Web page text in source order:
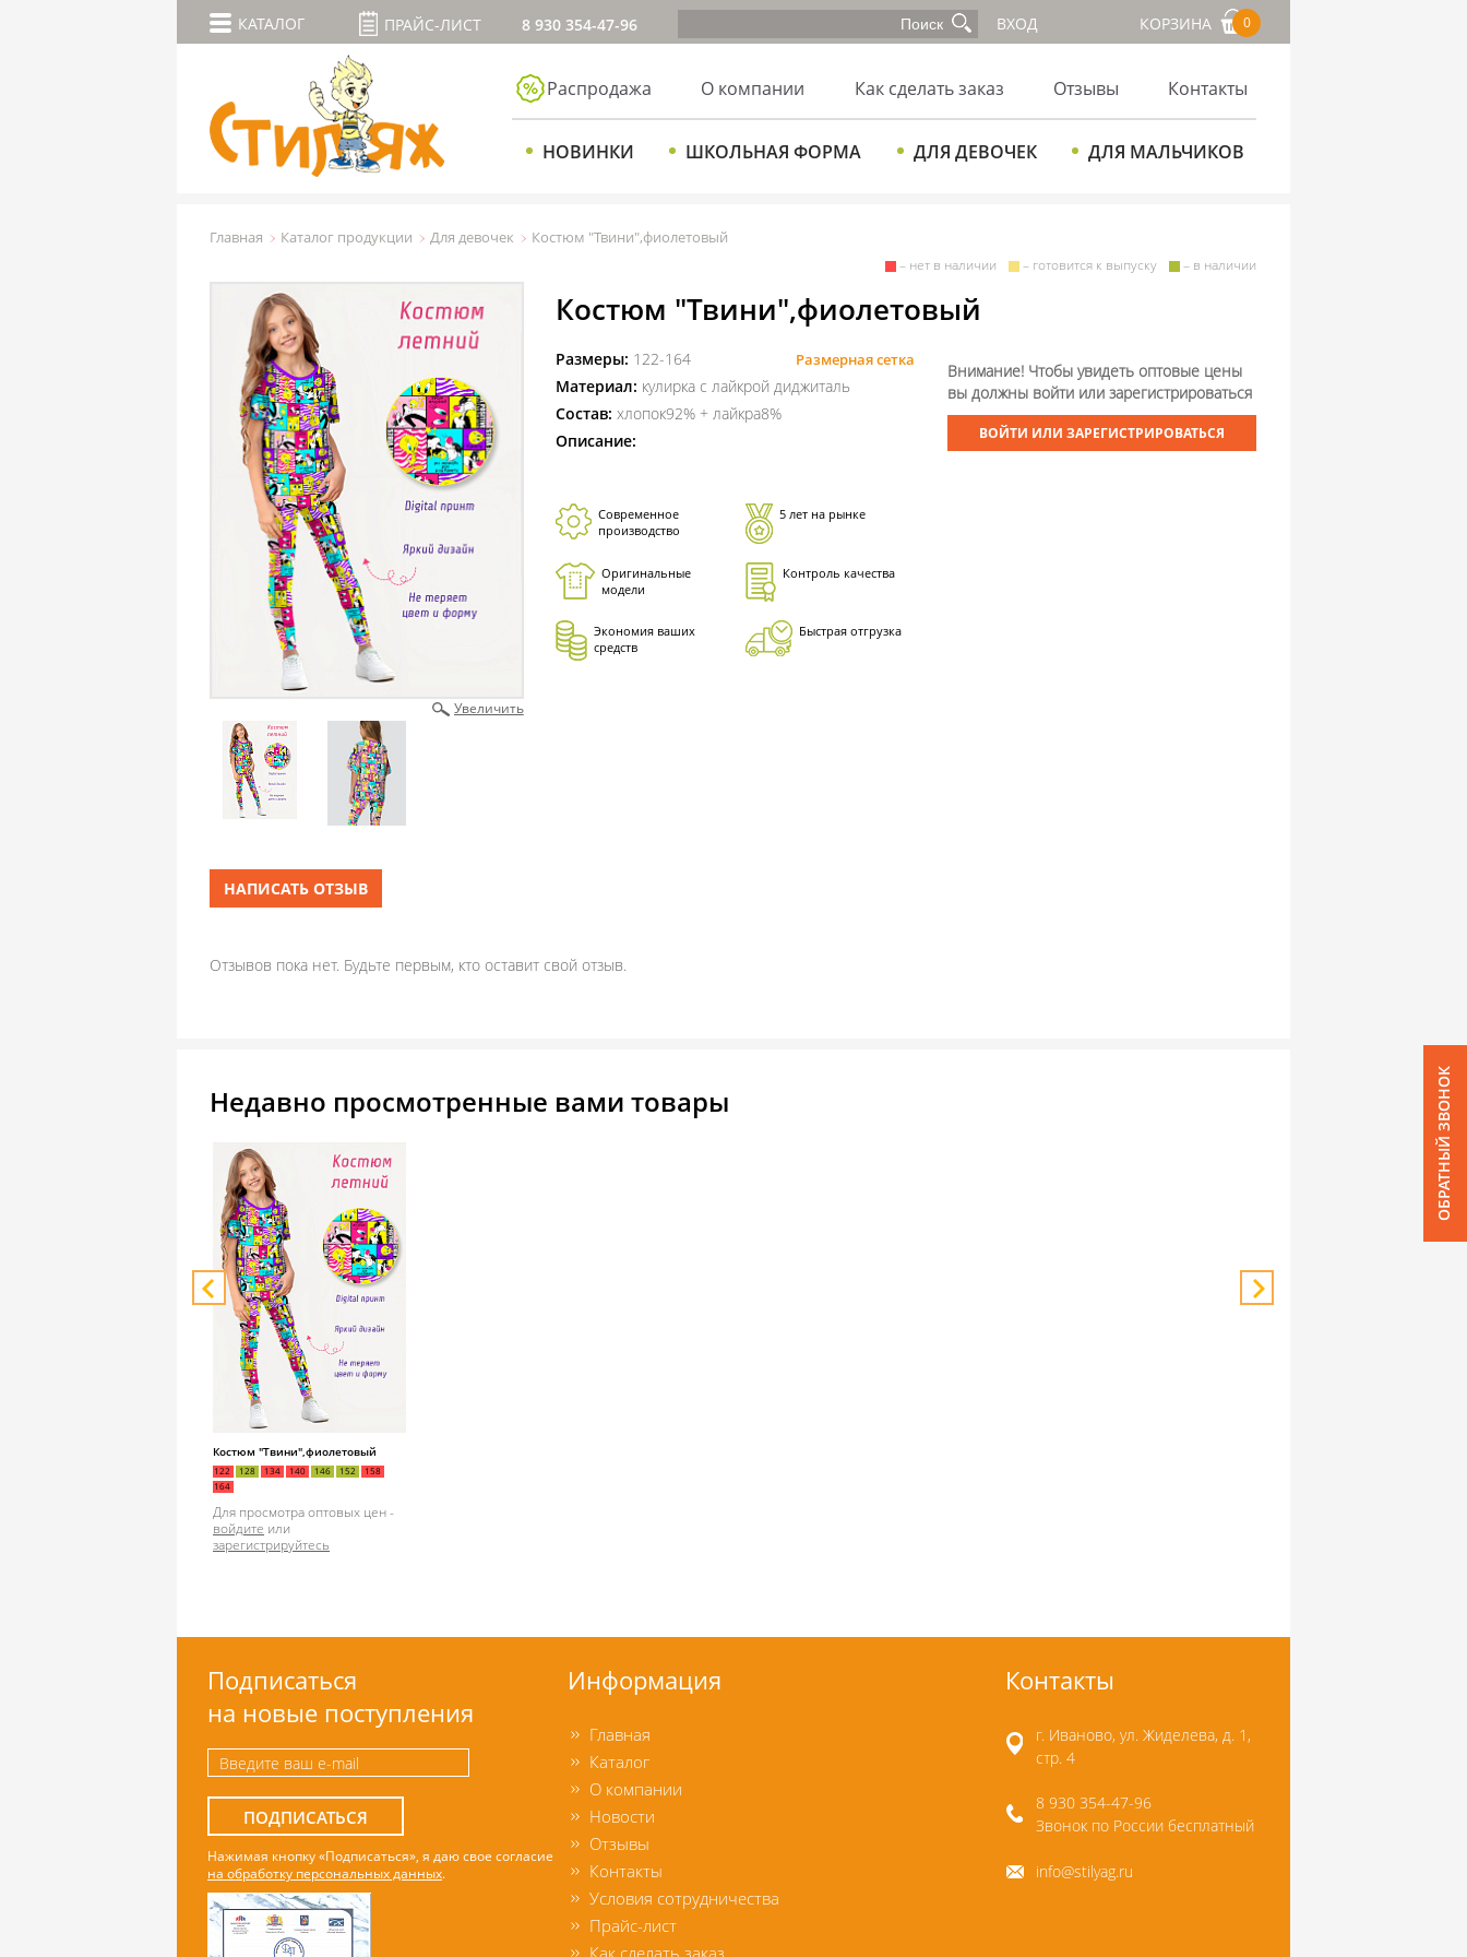
ОБРАТНЫЙ ЗВОНОК
КАТАЛОГ ПРАЙС-ЛИСТ 8 930 354-47-96 ВХОД КОРЗИНА 0
Распродажа О компании Как сделать заказ Отзывы Контакты
НОВИНКИ ШКОЛЬНАЯ ФОРМА ДЛЯ ДЕВОЧЕК ДЛЯ МАЛЬЧИКОВ
Главная Каталог продукции Для девочек Костюм "Твини",фиолетовый
– нет в наличии – готовится к выпуску – в наличии
Увеличить
Костюм "Твини",фиолетовый
Размеры: 122-164 Размерная сетка
Материал: кулирка с лайкрой диджиталь
Состав: хлопок92% + лайкра8%
Описание:
Современное
производство
5 лет на рынке
Оригинальные
модели
Контроль качества
Экономия ваших
средств
Быстрая отгрузка
Внимание! Чтобы увидеть оптовые цены
вы должны войти или зарегистрироваться
ВОЙТИ ИЛИ ЗАРЕГИСТРИРОВАТЬСЯ
НАПИСАТЬ ОТЗЫВ
Отзывов пока нет. Будьте первым, кто оставит свой отзыв.
Недавно просмотренные вами товары
Костюм "Твини",фиолетовый
122 128 134 140 146 152
158
164
Для просмотра оптовых цен -
войдите или
зарегистрируйтесь
Подписаться
на новые поступления
ПОДПИСАТЬСЯ
Нажимая кнопку «Подписаться», я даю свое согласие
на обработку персональных данных.
Информация
Главная
Каталог
О компании
Новости
Отзывы
Контакты
Условия сотрудничества
Прайс-лист
Контакты
г. Иваново, ул. Жиделева, д. 1,
стр. 4
8 930 354-47-96
Звонок по России бесплатный
info@stilyag.ru